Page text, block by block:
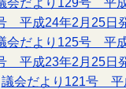
会だより129号 平成
平成24年2月25日
会だより125号 平成
平成23年2月25日
議会だより121号 平